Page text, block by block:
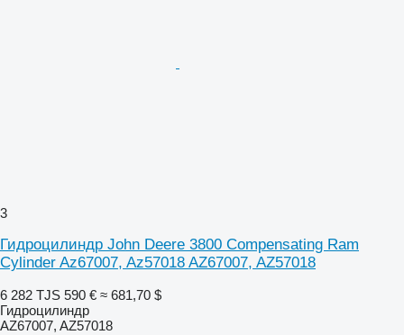
3
Гидроцилиндр John Deere 3800 Compensating Ram
Cylinder Az67007, Az57018 AZ67007, AZ57018
6 282 TJS 590 € ≈ 681,70 $
Гидроцилиндр
AZ67007, AZ57018